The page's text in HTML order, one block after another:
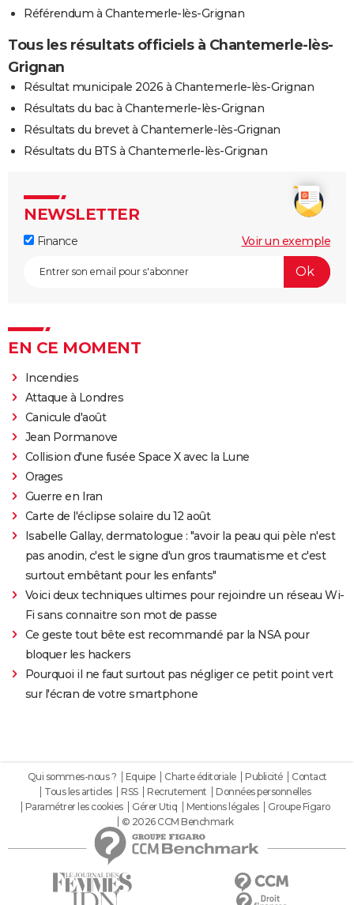
Référendum à Chantemerle-lès-Grignan
Tous les résultats officiels à Chantemerle-lès-
Grignan
Résultat municipale 2026 à Chantemerle-lès-Grignan
Résultats du bac à Chantemerle-lès-Grignan
Résultats du brevet à Chantemerle-lès-Grignan
Résultats du BTS à Chantemerle-lès-Grignan
NEWSLETTER
Finance Voir un exemple
EN CE MOMENT
Incendies
Attaque à Londres
Canicule d'août
Jean Pormanove
Collision d'une fusée Space X avec la Lune
Orages
Guerre en Iran
Carte de l'éclipse solaire du 12 août
Isabelle Gallay, dermatologue : "avoir la peau qui pèle n'est
pas anodin, c'est le signe d'un gros traumatisme et c'est
surtout embêtant pour les enfants"
Voici deux techniques ultimes pour rejoindre un réseau Wi-
Fi sans connaitre son mot de passe
Ce geste tout bête est recommandé par la NSA pour
bloquer les hackers
Pourquoi il ne faut surtout pas négliger ce petit point vert
sur l'écran de votre smartphone
Qui sommes-nous ? Equipe Charte éditoriale Publicité
Contact
Tous les articles
RSS Recrutement
Données personnelles
Paramétrer les cookies
Gérer Utiq Mentions légales
Groupe Figaro
© 2026 CCM Benchmark